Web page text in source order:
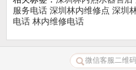
服务电话 深圳林内维修点 深圳
电话 林内维修电话